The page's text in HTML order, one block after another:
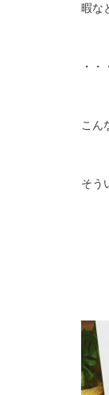
暇な
・
こん
そう